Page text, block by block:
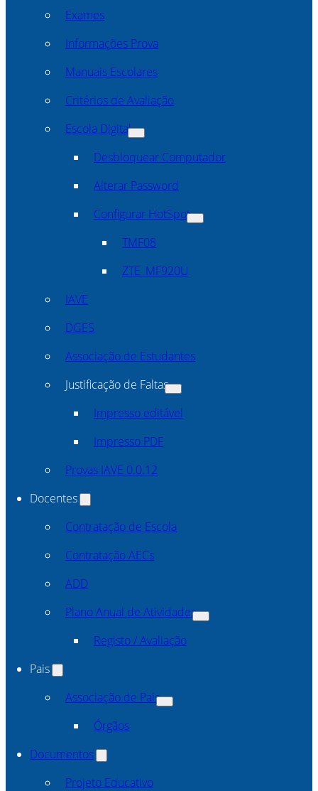
Exames
Informações Prova
Manuais Escolares
Critérios de Avaliação
Escola Digital
Desbloquear Computador
Alterar Password
Configurar HotSpot
TMF08
ZTE_MF920U
IAVE
DGES
Associação de Estudantes
Justificação de Faltas
Impresso editável
Impresso PDF
Provas IAVE 0.0.12
Docentes
Contratação de Escola
Contratação AECs
ADD
Plano Anual de Atividades
Registo / Avaliação
Pais
Associação de Pais
Órgãos
Documentos
Projeto Educativo